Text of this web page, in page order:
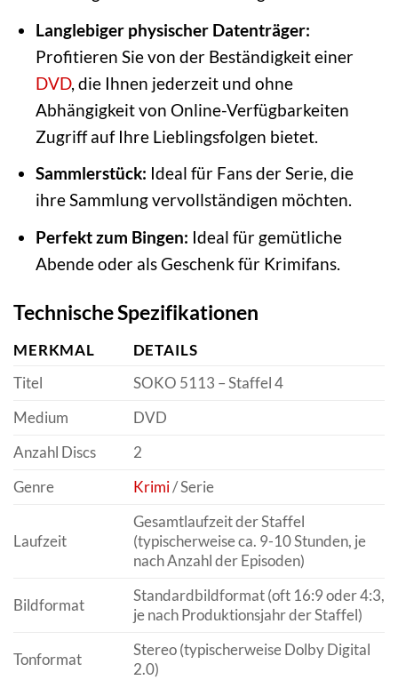
Langlebiger physischer Datenträger:
Profitieren Sie von der Beständigkeit einer
DVD, die Ihnen jederzeit und ohne
Abhängigkeit von Online-Verfügbarkeiten
Zugriff auf Ihre Lieblingsfolgen bietet.
Sammlerstück: Ideal für Fans der Serie, die
ihre Sammlung vervollständigen möchten.
Perfekt zum Bingen: Ideal für gemütliche
Abende oder als Geschenk für Krimifans.
Technische Spezifikationen
MERKMAL
DETAILS
Titel
SOKO 5113 – Staffel 4
Medium
DVD
Anzahl Discs
2
Genre
Krimi/ Serie
Laufzeit
Gesamtlaufzeit der Staffel
(typischerweise ca. 9-10 Stunden, je
nach Anzahl der Episoden)
Bildformat
Standardbildformat (oft 16:9 oder 4:3,
je nach Produktionsjahr der Staffel)
Tonformat
Stereo (typischerweise Dolby Digital
2.0)